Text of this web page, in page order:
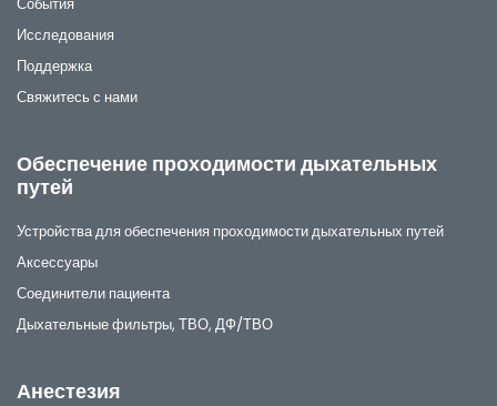
Исследования
Поддержка
Свяжитесь с нами
Обеспечение проходимости дыхательных
путей
Устройства для обеспечения проходимости дыхательных путей
Аксессуары
Соединители пациента
Дыхательные фильтры, ТВО, ДФ/ТВО
Анестезия